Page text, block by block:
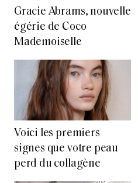
Gracie Abrams, nouvelle
égérie de Coco
Mademoiselle
Voici les premiers
signes que votre peau
perd du collagène